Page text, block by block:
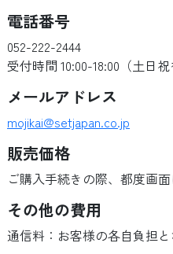
電話番号
052-222-2444
受付時間 10:00-18:00（土日祝
メールアドレス
mojikai@setjapan.co.jp
販売価格
ご購入手続きの際、都度画面
その他の費用
通信料：お客様の各自負担